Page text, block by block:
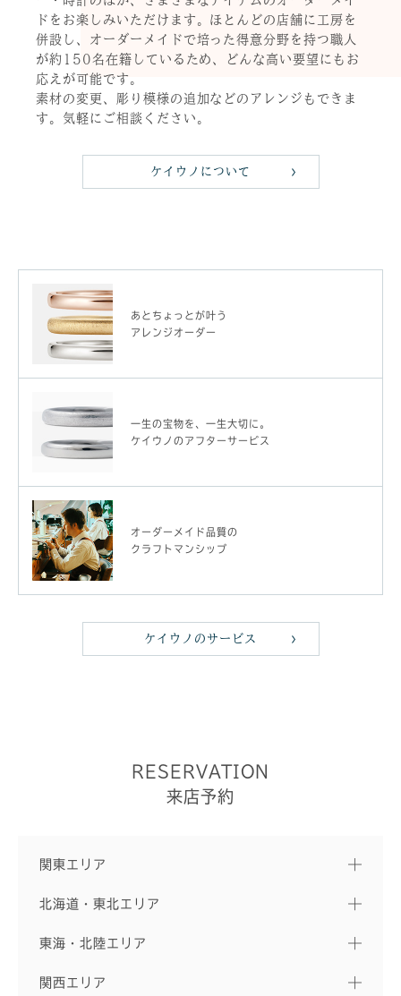
ドをお楽しみいただけます。ほとんどの店舗に工房を
併設し、オーダーメイドで培った得意分野を持つ職人
が約150名在籍しているため、どんな高い要望にもお
応えが可能です。
素材の変更、彫り模様の追加などのアレンジもできま
す。気軽にご相談ください。
ケイウノについて
あとちょっとが叶う
アレンジオーダー
一生の宝物を、一生大切に。
ケイウノのアフターサービス
オーダーメイド品質の
クラフトマンシップ
ケイウノのサービス
RESERVATION
来店予約
関東エリア
北海道・東北エリア
東海・北陸エリア
関西エリア